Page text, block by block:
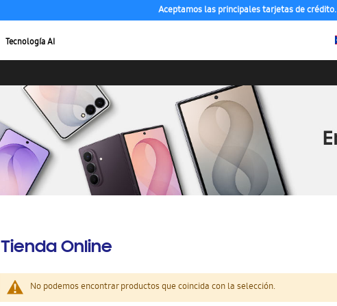
Aceptamos las principales tarjetas de crédito.
Tecnología AI
Tienda Online
No podemos encontrar productos que coincida con la selección.